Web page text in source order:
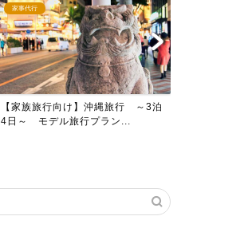
家事代行
【家族旅行向け】沖縄旅行 ～3泊
4日～ モデル旅行プラン...